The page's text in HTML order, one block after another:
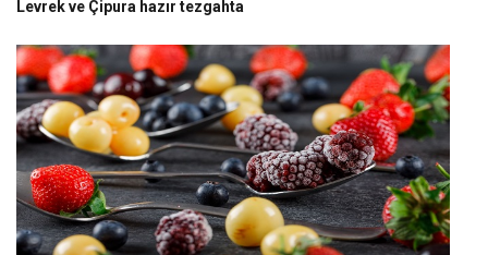
Levrek ve Çipura hazır tezgahta